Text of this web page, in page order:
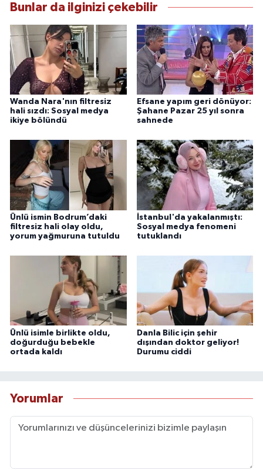
Bunlar da ilginizi çekebilir
Wanda Nara'nın filtresiz
hali sızdı: Sosyal medya
ikiye bölündü
Efsane yapım geri dönüyor:
Şahane Pazar 25 yıl sonra
sahnede
Ünlü ismin Bodrum’daki
filtresiz hali olay oldu,
yorum yağmuruna tutuldu
İstanbul'da yakalanmıştı:
Sosyal medya fenomeni
tutuklandı
Ünlü isimle birlikte oldu,
doğurduğu bebekle
ortada kaldı
Danla Bilic için şehir
dışından doktor geliyor!
Durumu ciddi
Yorumlar